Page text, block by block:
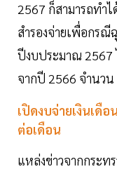
2567 ก็สามารถทำไ
สำรองจ่ายเพื่อกรณี
ปีงบประมาณ 2567
จากปี 2566 จำนว
เปิดงบจ่ายเงินเดื
ต่อเดือน
แหล่งข่าวจากกระท